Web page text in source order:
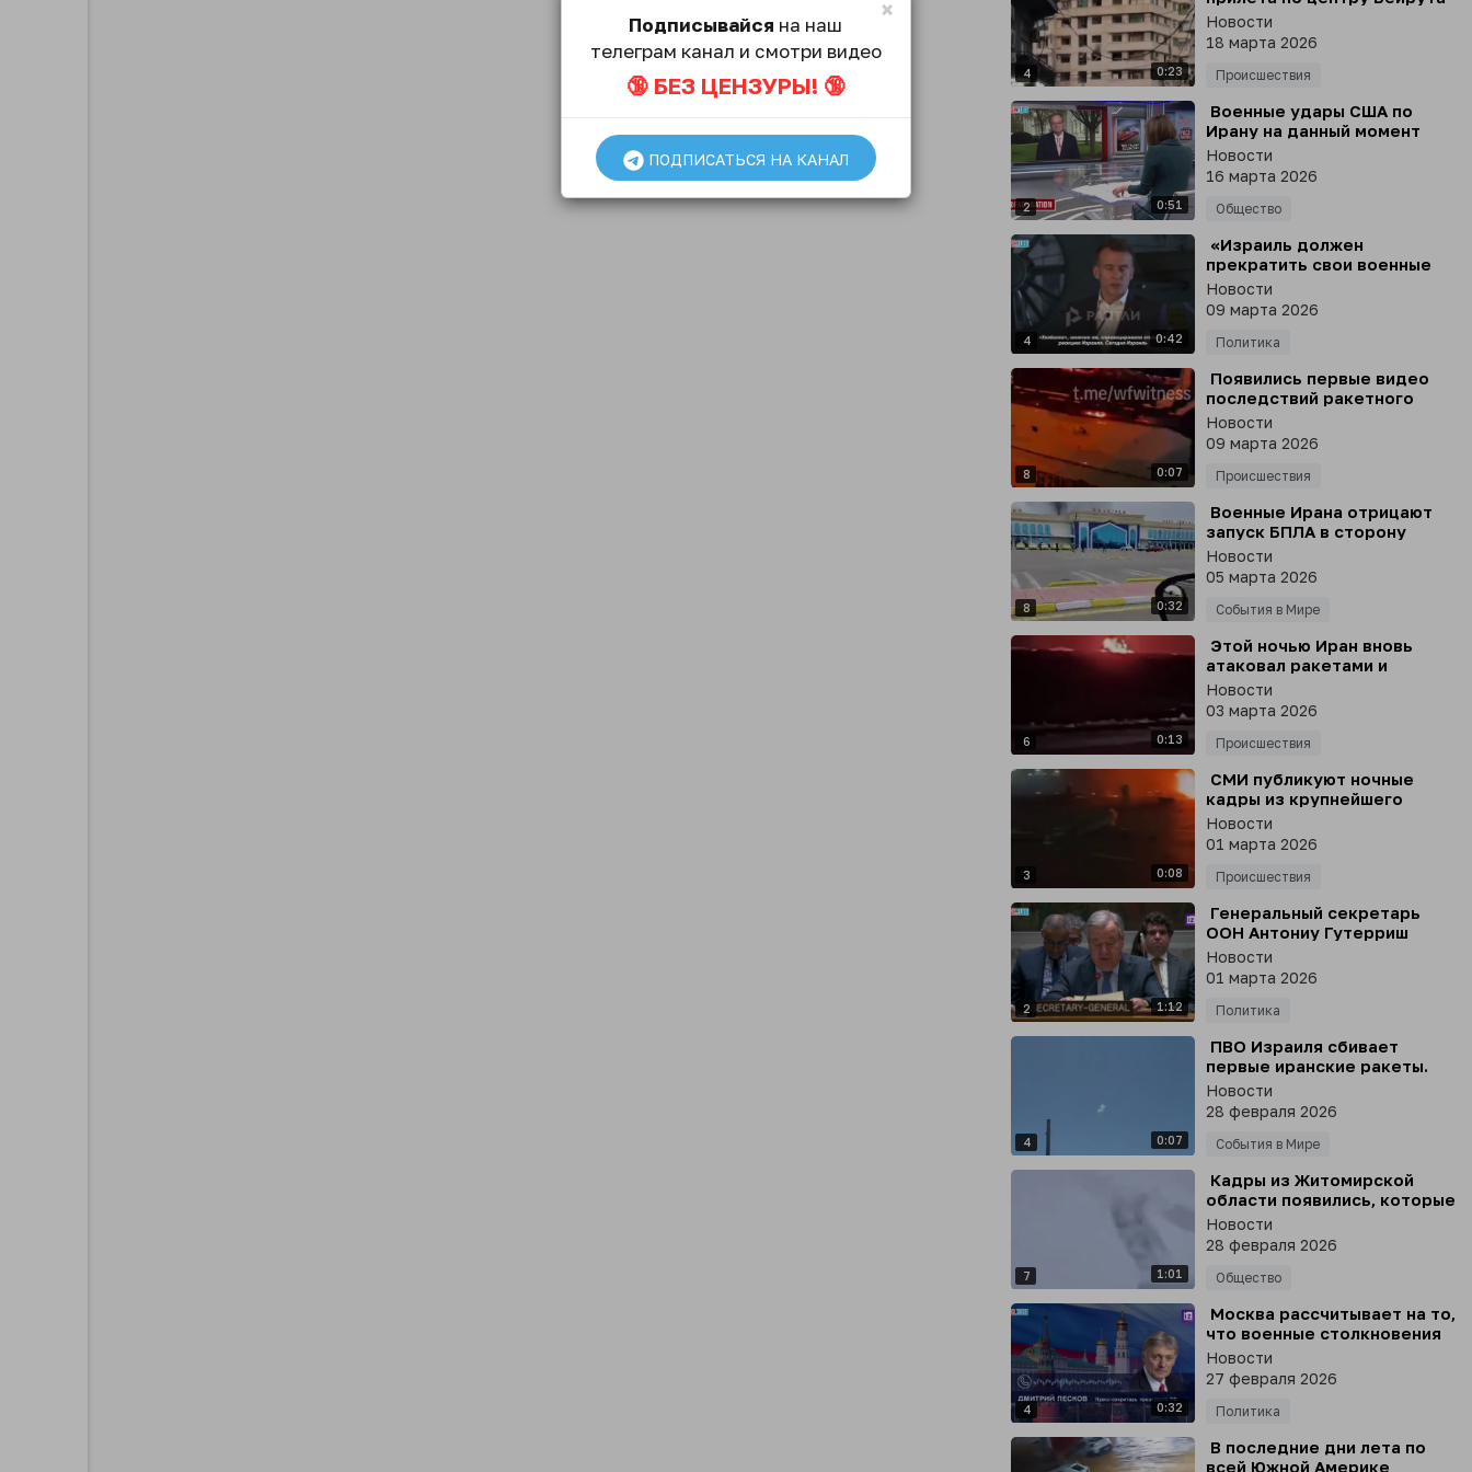
4 0:23
и его последствий, - СМИ
Новости
18 марта 2026
Происшествия
2 0:51
⁣ Военные удары США по
Ирану на данный момент
обошлись примерно в 12
миллиардов долларов
Новости
16 марта 2026
Общество
4 0:42
⁣ «Израиль должен
прекратить свои военные
операции и удары по
Ливану», - Макрон в роли
внезапного миротворца
Новости
09 марта 2026
Политика
8 0:07
⁣ Появились первые видео
последствий ракетного
удара Ирана по Тель-Авиву
Новости
09 марта 2026
Происшествия
8 0:32
⁣ Военные Ирана отрицают
запуск БПЛА в сторону
Азербайджана
Новости
05 марта 2026
События в Мире
6 0:13
⁣ Этой ночью Иран вновь
атаковал ракетами и
дронами многочисленные
военные базы США и другие
цели на Ближнем Востоке
Новости
03 марта 2026
Происшествия
3 0:08
⁣ СМИ публикуют ночные
кадры из крупнейшего
порта Дубая, где, по
предварительным данным,
находятся военные корабли
США
Новости
01 марта 2026
Происшествия
2 1:12
⁣ Генеральный секретарь
ООН Антониу Гутерриш
осудил военные удары США
и Израиля по Ирану
Новости
01 марта 2026
Политика
4 0:07
⁣ ПВО Израиля сбивает
первые иранские ракеты.
Израильские военные
предупреждают о новых
пусках со стороны Ирана
Новости
28 февраля 2026
События в Мире
7 1:01
⁣ Кадры из Житомирской
области появились, которые
сложно воспринимать
спокойно
Новости
28 февраля 2026
Общество
4 0:32
⁣ Москва рассчитывает на то,
что военные столкновения
между Пакистаном и
Афганистаном будут
прекращены
Новости
27 февраля 2026
Политика
⁣ В последние дни лета по
всей Южной Америке
×
Подписывайся на наш
телеграм канал и смотри видео
🔞 БЕЗ ЦЕНЗУРЫ! 🔞
ПОДПИСАТЬСЯ НА КАНАЛ